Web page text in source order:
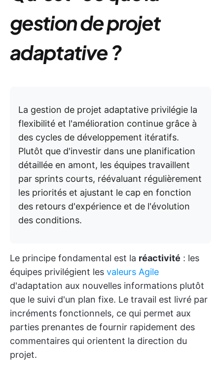
gestion de projet
adaptative ?
La gestion de projet adaptative privilégie la
flexibilité et l'amélioration continue grâce à
des cycles de développement itératifs.
Plutôt que d'investir dans une planification
détaillée en amont, les équipes travaillent
par sprints courts, réévaluant régulièrement
les priorités et ajustant le cap en fonction
des retours d'expérience et de l'évolution
des conditions.
Le principe fondamental est la réactivité : les
équipes privilégient les valeurs Agile
d'adaptation aux nouvelles informations plutôt
que le suivi d'un plan fixe. Le travail est livré par
incréments fonctionnels, ce qui permet aux
parties prenantes de fournir rapidement des
commentaires qui orientent la direction du
projet.